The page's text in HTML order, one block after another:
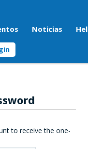
Noticias
to receive the one-